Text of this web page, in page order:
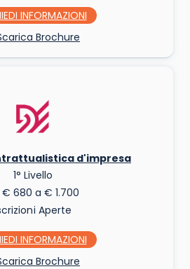
INFO
Brochure
d'impresa
1° Livello
680 a € 1.700
Aperte
INFO
Brochure